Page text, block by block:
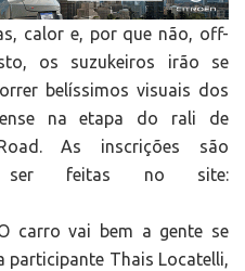
calor e, por que não, off-
os suzukeiros irão se
belíssimos visuais dos
na etapa do rali de
As inscrições são
ser feitas no site:
carro vai bem a gente se
participante Thais Locatelli,